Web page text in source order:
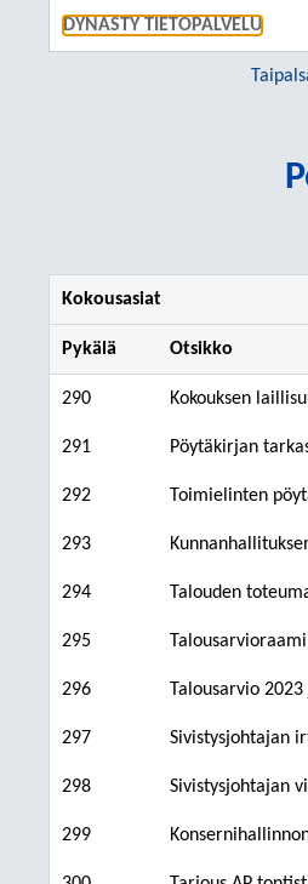
DYNASTY TIETOPALVELU
Kokousasiat
Pykälä Otsikko
290 Kokouksen
291 Pöytäkirjan
292 Toimielinten
293
294 Talouden
295
296 Talousarvio
297 Sivistysjohtajan
298 Sivistysjohtajan
299